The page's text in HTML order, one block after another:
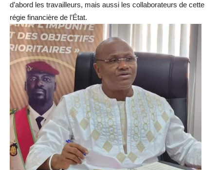
d’abord les travailleurs, mais aussi les collaborateurs de cette
régie financière de l’État.